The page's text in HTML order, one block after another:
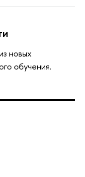
новых
обучения.